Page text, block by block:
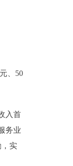
、50
入首
务业
，实